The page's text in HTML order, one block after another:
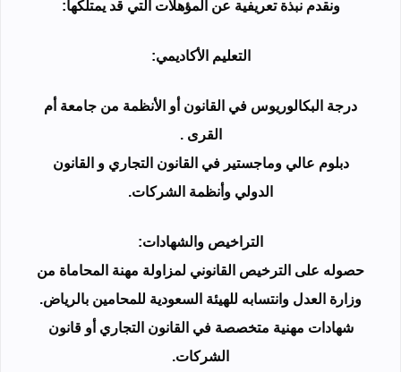
ونقدم نبذة تعريفية عن المؤهلات التي قد يمتلكها:
التعليم الأكاديمي:
درجة البكالوريوس في القانون أو الأنظمة من جامعة أم
القرى .
دبلوم عالي وماجستير في القانون التجاري و القانون
الدولي وأنظمة الشركات.
التراخيص والشهادات:
حصوله على الترخيص القانوني لمزاولة مهنة المحاماة من
وزارة العدل وانتسابه للهيئة السعودية للمحامين بالرياض.
شهادات مهنية متخصصة في القانون التجاري أو قانون
الشركات.